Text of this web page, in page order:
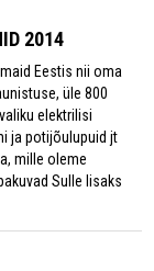
2014
Eestis nii oma
üle 800
elektrilisi
ja potijõulupuid jt
mille oleme
Sulle lisaks